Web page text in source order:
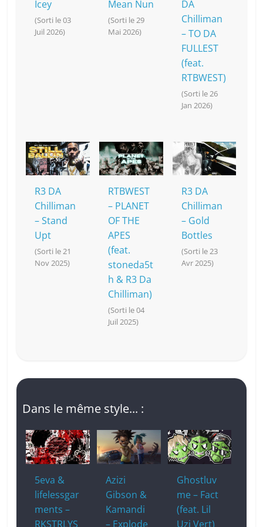
Icey
(Sorti le 03
Juil 2026)
Mean Nun
(Sorti le 29
Mai 2026)
DA
Chilliman
– TO DA
FULLEST
(feat.
RTBWEST)
(Sorti le 26
Jan 2026)
R3 DA
Chilliman
– Stand
Upt
(Sorti le 21
Nov 2025)
RTBWEST
– PLANET
OF THE
APES
(feat.
stoneda5t
h & R3 Da
Chilliman)
(Sorti le 04
Juil 2025)
R3 DA
Chilliman
– Gold
Bottles
(Sorti le 23
Avr 2025)
Dans le même style... :
5eva &
lifelessgar
ments –
RKSTRLYS
Azizi
Gibson &
Kamandi
– Explode
Ghostluv
me – Fact
(feat. Lil
Uzi Vert)